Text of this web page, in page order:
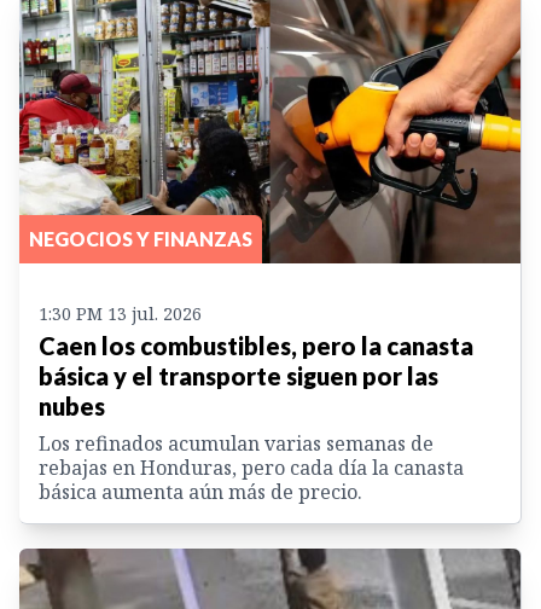
NEGOCIOS Y FINANZAS
1:30 PM 13 jul. 2026
Caen los combustibles, pero la canasta
básica y el transporte siguen por las
nubes
Los refinados acumulan varias semanas de
rebajas en Honduras, pero cada día la canasta
básica aumenta aún más de precio.